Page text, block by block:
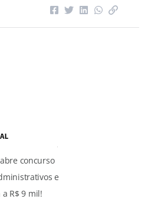
concurso
e
R$ 9 mil!